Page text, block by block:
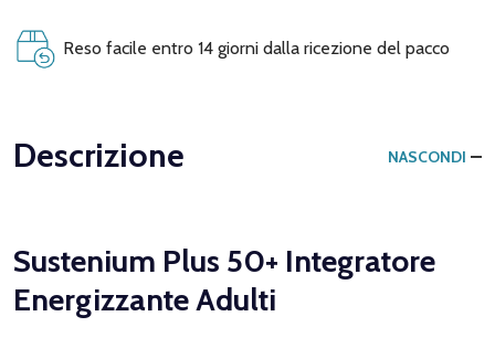
Reso facile entro 14 giorni dalla ricezione del pacco
Descrizione NASCONDI
Sustenium Plus 50+ Integratore
Energizzante Adulti